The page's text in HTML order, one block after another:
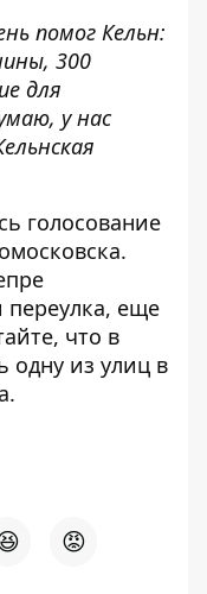
помог Кельн:
300
для
у нас
голосование
.
, еще
что в
одну из улиц в
.
😡